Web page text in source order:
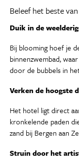
Beleef het beste
Duik in de
Bij blooming hoef je
binnenzwembad,
door de bubbels in
Verken de hoogste
Het hotel ligt direct
kronkelende paden
zand bij Bergen aan
Struin door het